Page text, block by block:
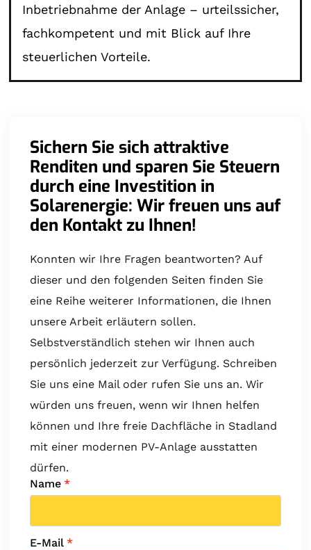
Inbetriebnahme der Anlage – urteilssicher,
fachkompetent und mit Blick auf Ihre
steuerlichen Vorteile.
Sichern Sie sich attraktive
Renditen und sparen Sie Steuern
durch eine Investition in
Solarenergie: Wir freuen uns auf
den Kontakt zu Ihnen!
Konnten wir Ihre Fragen beantworten? Auf
dieser und den folgenden Seiten finden Sie
eine Reihe weiterer Informationen, die Ihnen
unsere Arbeit erläutern sollen.
Selbstverständlich stehen wir Ihnen auch
persönlich jederzeit zur Verfügung. Schreiben
Sie uns eine Mail oder rufen Sie uns an. Wir
würden uns freuen, wenn wir Ihnen helfen
können und Ihre freie Dachfläche in Stadland
mit einer modernen PV-Anlage ausstatten
dürfen.
Name *
E-Mail *